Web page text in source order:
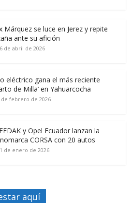
Márquez se luce en Jerez y repite
ante su afición
de abril de 2026
eléctrico gana el más reciente
de Milla’ en Yahuarcocha
de febrero de 2026
y Opel Ecuador lanzan la
CORSA con 20 autos
de enero de 2026
aquí